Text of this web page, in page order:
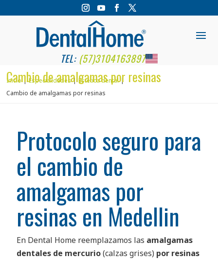
TEL: (57)3104163897
Cambio de amalgamas por resinas
Inicio Especialidades
Estética dental
Cambio de amalgamas por resinas
Protocolo seguro para
el cambio de
amalgamas por
resinas en Medellin
En Dental Home reemplazamos las amalgamas
dentales de mercurio (calzas grises) por resinas